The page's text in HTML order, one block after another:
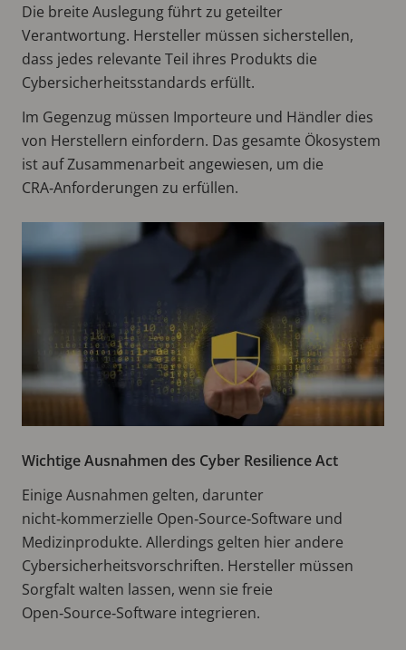
Die breite Auslegung führt zu geteilter
Verantwortung. Hersteller müssen sicherstellen,
dass jedes relevante Teil ihres Produkts die
Cybersicherheitsstandards erfüllt.
Im Gegenzug müssen Importeure und Händler dies
von Herstellern einfordern. Das gesamte Ökosystem
ist auf Zusammenarbeit angewiesen, um die
CRA‑Anforderungen zu erfüllen.
Wichtige Ausnahmen des Cyber Resilience Act
Einige Ausnahmen gelten, darunter
nicht‑kommerzielle Open‑Source‑Software und
Medizinprodukte. Allerdings gelten hier andere
Cybersicherheitsvorschriften. Hersteller müssen
Sorgfalt walten lassen, wenn sie freie
Open‑Source‑Software integrieren.